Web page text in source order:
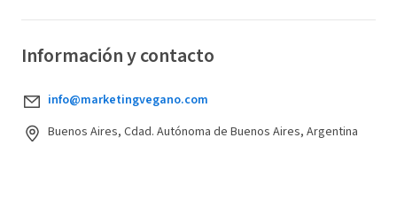
Información y contacto
info@marketingvegano.com
Buenos Aires, Cdad. Autónoma de Buenos Aires, Argentina